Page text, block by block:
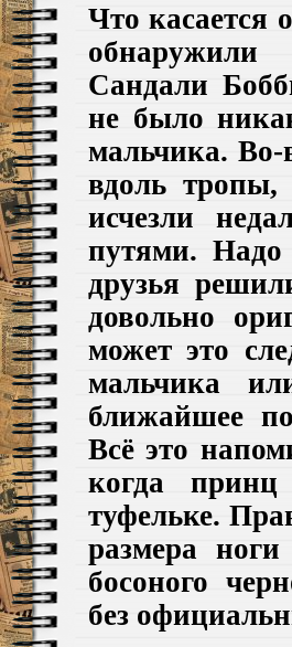
Что касается
обнаружили
Сандали
не было
мальчика. Во-
вдоль тропы,
исчезли
путями. Надо
друзья
довольно
может это
мальчика
ближайшее
Всё это
когда
туфельке.
размера
босоного
без